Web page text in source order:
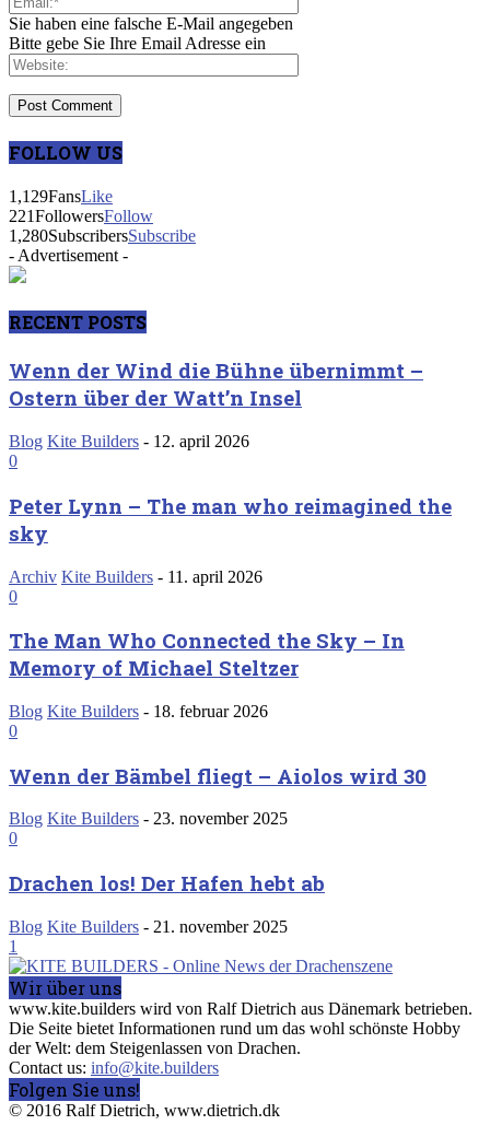
Sie haben eine falsche E-Mail angegeben
Bitte gebe Sie Ihre Email Adresse ein
FOLLOW US
1,129FansLike
221FollowersFollow
1,280SubscribersSubscribe
- Advertisement -
RECENT POSTS
Wenn der Wind die Bühne übernimmt –
Ostern über der Watt’n Insel
Blog Kite Builders - 12. april 2026
0
Peter Lynn – The man who reimagined the
sky
Archiv Kite Builders - 11. april 2026
0
The Man Who Connected the Sky – In
Memory of Michael Steltzer
Blog Kite Builders - 18. februar 2026
0
Wenn der Bämbel fliegt – Aiolos wird 30
Blog Kite Builders - 23. november 2025
0
Drachen los! Der Hafen hebt ab
Blog Kite Builders - 21. november 2025
1
Wir über uns
www.kite.builders wird von Ralf Dietrich aus Dänemark betrieben.
Die Seite bietet Informationen rund um das wohl schönste Hobby
der Welt: dem Steigenlassen von Drachen.
Contact us: info@kite.builders
Folgen Sie uns!
© 2016 Ralf Dietrich, www.dietrich.dk